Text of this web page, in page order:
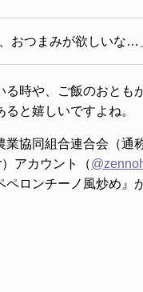
おつまみが欲しいな…
時や、ご飯のおとも
と嬉しいですよね。
業協同組合連合会（通
アカウント（
ペロンチーノ風炒め』